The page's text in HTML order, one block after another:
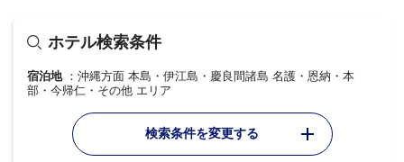
ホテル検索条件
宿泊地
沖縄方面 本島・伊江島・慶良間諸島 名護・恩納・本
部・今帰仁・その他 エリア
検索条件を変更する